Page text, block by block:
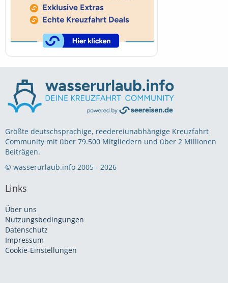
Größte deutschsprachige, reedereiunabhängige Kreuzfahrt
Community mit über 79.500 Mitgliedern und über 2 Millionen
Beiträgen.
© wasserurlaub.info 2005 - 2026
Links
Über uns
Nutzungsbedingungen
Datenschutz
Impressum
Cookie-Einstellungen